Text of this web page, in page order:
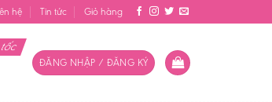
hệ Tin tức Giỏ hàng
tốc
ĐĂNG NHẬP / ĐĂNG KÝ